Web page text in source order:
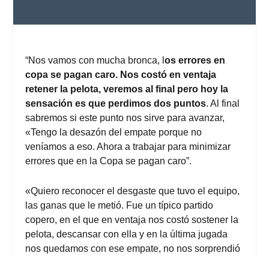
“Nos vamos con mucha bronca, los errores en
copa se pagan caro. Nos costó en ventaja
retener la pelota, veremos al final pero hoy la
sensación es que perdimos dos puntos. Al final
sabremos si este punto nos sirve para avanzar,
«Tengo la desazón del empate porque no
veníamos a eso. Ahora a trabajar para minimizar
errores que en la Copa se pagan caro”.
«Quiero reconocer el desgaste que tuvo el equipo,
las ganas que le metió. Fue un típico partido
copero, en el que en ventaja nos costó sostener la
pelota, descansar con ella y en la última jugada
nos quedamos con ese empate, no nos sorprendió